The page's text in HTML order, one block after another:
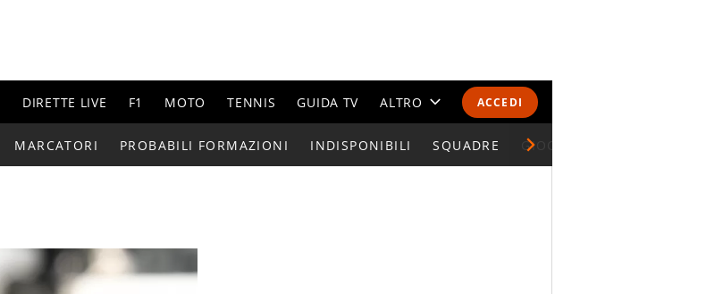
ACCEDI
DIRETTE LIVE F1 MOTO TENNIS GUIDA TV ALTRO
CALENDARI E CLASSIFICHE
MARCATORI PROBABILI FORMAZIONI INDISPONIBILI SQUADRE GIOCATORI SERIE A